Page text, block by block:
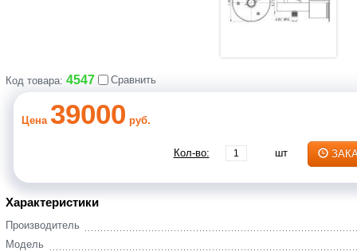
Код товара: 4547 Сравнить
Цена 39000 руб.
Кол-во: шт
Характеристики
Производитель
Модель